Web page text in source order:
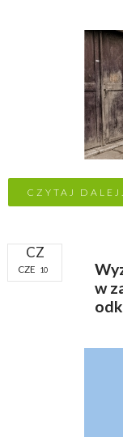
CZYTAJ
CZ
CZE 10
w